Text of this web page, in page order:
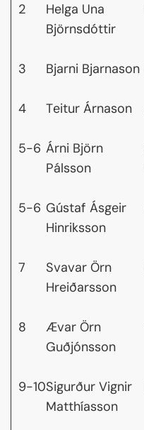
2
Helga Una
Björnsdóttir
3 Bjarni Bjarnason
4 Teitur Árnason
5-6 Árni Björn
Pálsson
5-6 Gústaf Ásgeir
Hinriksson
7
Svavar Örn
Hreiðarsson
8
Ævar Örn
Guðjónsson
9-10Sigurður Vignir
Matthíasson